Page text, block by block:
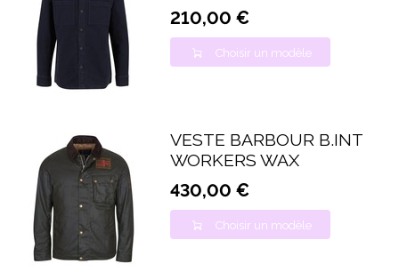
210,00 €
Choisir un modèle
VESTE BARBOUR B.INT
WORKERS WAX
430,00 €
Choisir un modèle